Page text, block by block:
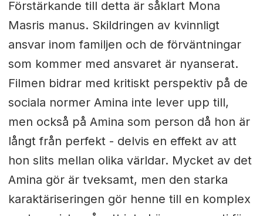
Förstärkande till detta är såklart Mona
Masris manus. Skildringen av kvinnligt
ansvar inom familjen och de förväntningar
som kommer med ansvaret är nyanserat.
Filmen bidrar med kritiskt perspektiv på de
sociala normer Amina inte lever upp till,
men också på Amina som person då hon är
långt från perfekt - delvis en effekt av att
hon slits mellan olika världar. Mycket av det
Amina gör är tveksamt, men den starka
karaktäriseringen gör henne till en komplex